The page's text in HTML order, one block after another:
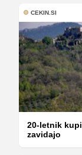
CEKIN.SI
20-letnik
zavidajo